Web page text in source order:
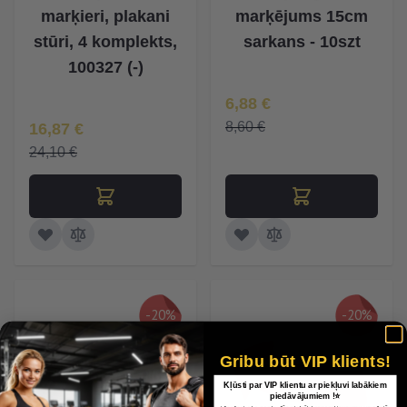
marķieri, plakani
stūri, 4 komplekts,
100327 (-)
Īpaša Cena
16,87 €
24,10 €
marķējums 15cm
sarkans - 10szt
Īpaša Cena
6,88 €
8,60 €
-20% -20%
Gribu būt VIP klients!
Kļūsti par VIP klientu ar piekļuvi labākiem
piedāvājumiem !⭐